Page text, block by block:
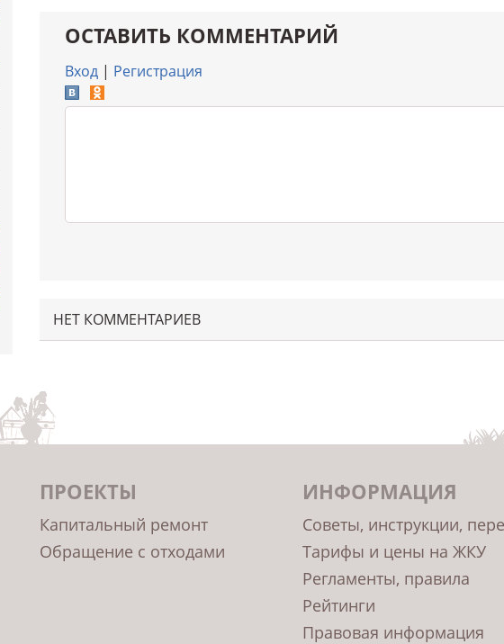
ОСТАВИТЬ КОММЕНТАРИЙ
Вход| Регистрация
НЕТ КОММЕНТАРИЕВ
ПРОЕКТЫ
Капитальный ремонт
Обращение с отходами
ИНФОРМАЦИЯ
Советы, инструкции,
Тарифы и цены на ЖКУ
Регламенты, правила
Рейтинги
Правовая информация